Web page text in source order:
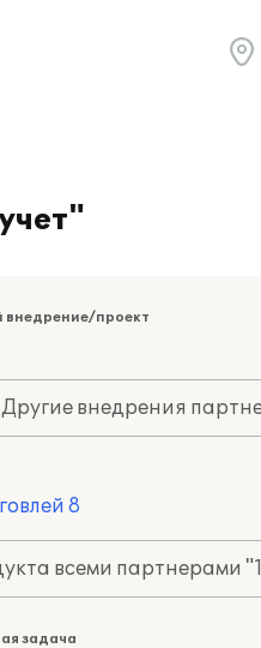
внедрение/проект
Другие внедрения
8
всеми партнерами
задача